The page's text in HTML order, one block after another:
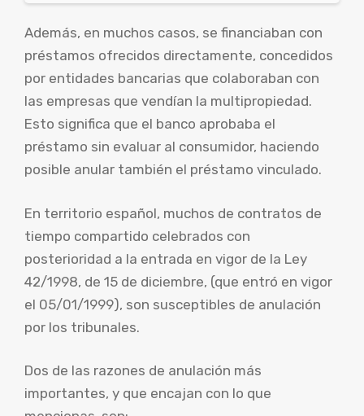
Además, en muchos casos, se financiaban con
préstamos ofrecidos directamente, concedidos
por entidades bancarias que colaboraban con
las empresas que vendían la multipropiedad.
Esto significa que el banco aprobaba el
préstamo sin evaluar al consumidor, haciendo
posible anular también el préstamo vinculado.
En territorio español, muchos de contratos de
tiempo compartido celebrados con
posterioridad a la entrada en vigor de la Ley
42/1998, de 15 de diciembre, (que entró en vigor
el 05/01/1999), son susceptibles de anulación
por los tribunales.
Dos de las razones de anulación más
importantes, y que encajan con lo que